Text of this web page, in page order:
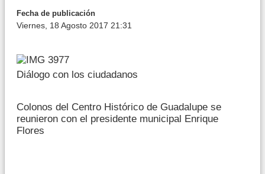
Fecha de publicación
Viernes, 18 Agosto 2017 21:31
Diálogo con los ciudadanos
Colonos del Centro Histórico de Guadalupe se
reunieron con el presidente municipal Enrique
Flores